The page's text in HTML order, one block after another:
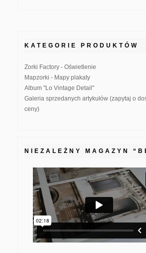
KATEGORIE PRODUKTÓW
Zorki Factory - Oświetlenie
Mapzorki - Mapy plakaty
Album "Lo Vintage Detail"
Galeria sprzedanych artykułów (zapytaj o
ceny)
NIEZALEŻNY MAGAZYN